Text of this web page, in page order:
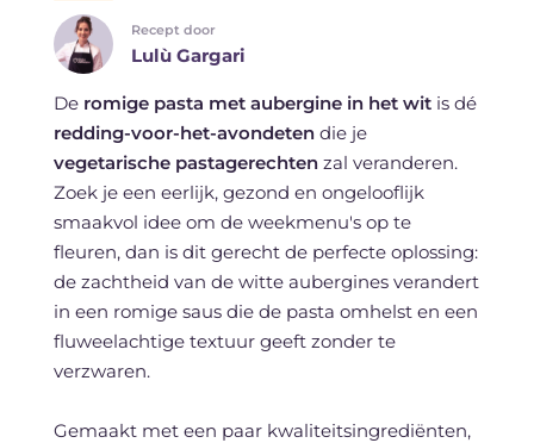
Recept door
Lulù Gargari
De romige pasta met aubergine in het witis dé
redding-voor-het-avondetendie je
vegetarische pastagerechtenzal veranderen.
Zoek je een eerlijk, gezond en ongelooflijk
smaakvol idee om de weekmenu's op te
fleuren, dan is dit gerecht de perfecte oplossing:
de zachtheid van de witte aubergines verandert
in een romige saus die de pasta omhelst en een
fluweelachtige textuur geeft zonder te
verzwaren.
Gemaakt met een paar kwaliteitsingrediënten,